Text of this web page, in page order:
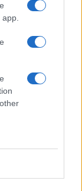
letture per